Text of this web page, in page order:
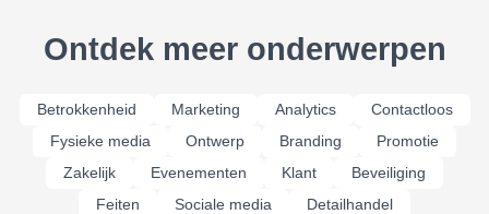
Ontdek meer onderwerpen
Betrokkenheid Marketing Analytics
Contactloos
Fysieke media
Ontwerp Branding
Promotie
Zakelijk
Evenementen Klant
Beveiliging
Feiten
Sociale media Detailhandel